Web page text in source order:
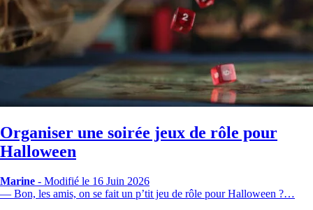
Organiser une soirée jeux de rôle pour
Halloween
Marine - Modifié le 16 Juin 2026
— Bon, les amis, on se fait un p’tit jeu de rôle pour Halloween ?…